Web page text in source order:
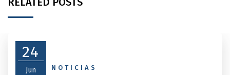
24
Jun
NEWS NOTICIAS